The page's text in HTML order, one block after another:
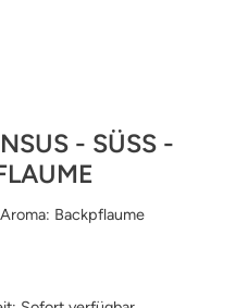
- SÜSS - A
Backpflaume